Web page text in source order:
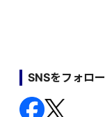
SNSをフォロー